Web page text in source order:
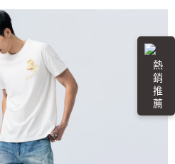
熱 銷 推 薦
代理人或監護人之同意方可使用
辦者引起之損失，本公司不負相關責
將依據個別帳號之用戶狀況，依本公司即
額度不足之情形，本公司將視審查結果
人資訊註冊。若發現惡意使用之情形，
用戶之使用額度並採取法律行動。
上)免運費
查看運費